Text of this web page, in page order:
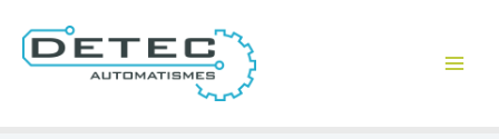
contenu